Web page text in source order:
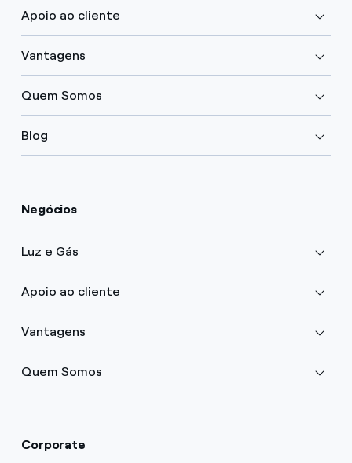
Apoio ao cliente
Vantagens
Quem Somos
Blog
Negócios
Luz e Gás
Apoio ao cliente
Vantagens
Quem Somos
Corporate